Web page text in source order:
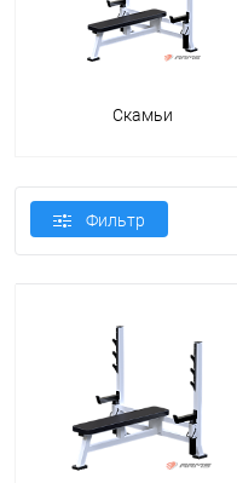
Скамьи
Фильтр